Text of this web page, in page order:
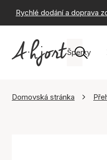
Rychlé dodání a doprava
Šperky
Domovská stránka